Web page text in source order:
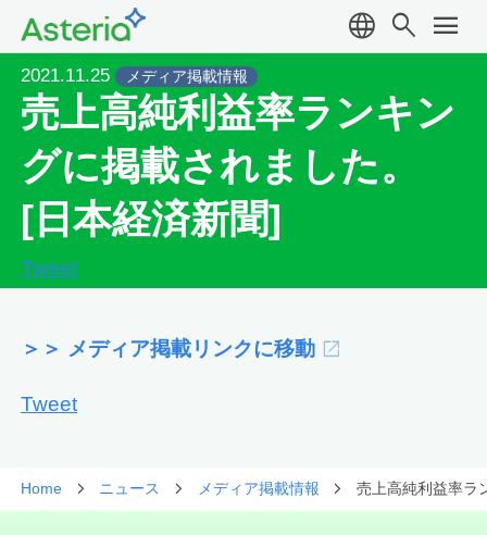
language search menu
2021.11.25 メディア掲載情報
売上高純利益率ランキン
グに掲載されました。
[日本経済新聞]
Tweet
＞＞ メディア掲載リンクに移動
Tweet
Home ニュース メディア掲載情報 売上高純利益率ラ